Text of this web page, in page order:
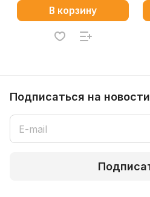
В корзину
Подписаться на